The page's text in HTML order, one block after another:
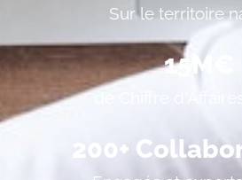
Sur le territoire
de Chiffre
15 M€
200+